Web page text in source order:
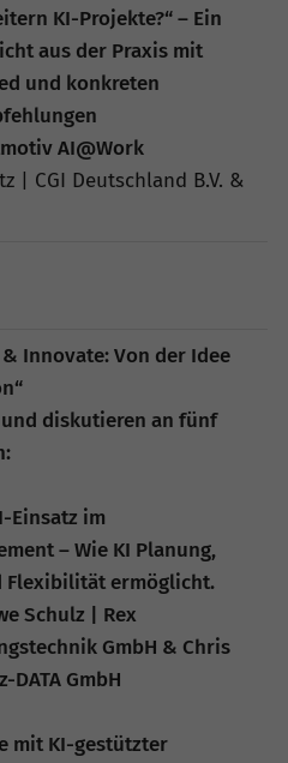
KI-Projekte?“ – Ein
aus der Praxis mit
und konkreten
AI@Work
| CGI Deutschland B.V. &
& Innovate: Von der Idee
diskutieren an fünf
Einsatz im
– Wie KI Planung,
Flexibilität ermöglicht.
Schulz | Rex
GmbH & Chris
DATA GmbH
mit KI-gestützter